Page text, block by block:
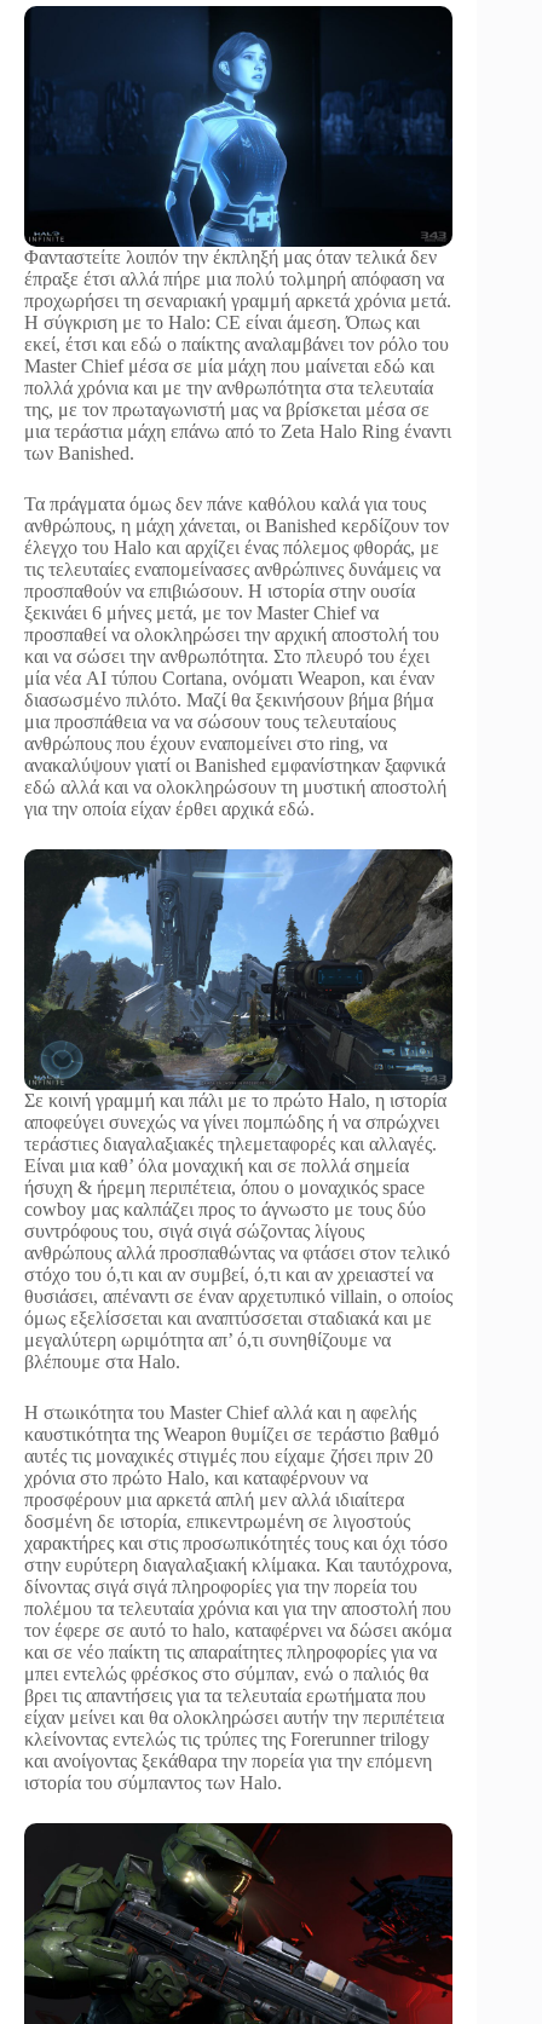
Φανταστείτε λοιπόν την έκπληξή μας όταν τελικά δεν
έπραξε έτσι αλλά πήρε μια πολύ τολμηρή απόφαση να
προχωρήσει τη σεναριακή γραμμή αρκετά χρόνια μετά.
Η σύγκριση με το Halo: CE είναι άμεση. Όπως και
εκεί, έτσι και εδώ ο παίκτης αναλαμβάνει τον ρόλο του
Master Chief μέσα σε μία μάχη που μαίνεται εδώ και
πολλά χρόνια και με την ανθρωπότητα στα τελευταία
της, με τον πρωταγωνιστή μας να βρίσκεται μέσα σε
μια τεράστια μάχη επάνω από το Zeta Halo Ring έναντι
των Banished.
Τα πράγματα όμως δεν πάνε καθόλου καλά για τους
ανθρώπους, η μάχη χάνεται, οι Banished κερδίζουν τον
έλεγχο του Halo και αρχίζει ένας πόλεμος φθοράς, με
τις τελευταίες εναπομείνασες ανθρώπινες δυνάμεις να
προσπαθούν να επιβιώσουν. Η ιστορία στην ουσία
ξεκινάει 6 μήνες μετά, με τον Master Chief να
προσπαθεί να ολοκληρώσει την αρχική αποστολή του
και να σώσει την ανθρωπότητα. Στο πλευρό του έχει
μία νέα AI τύπου Cortana, ονόματι Weapon, και έναν
διασωσμένο πιλότο. Μαζί θα ξεκινήσουν βήμα βήμα
μια προσπάθεια να να σώσουν τους τελευταίους
ανθρώπους που έχουν εναπομείνει στο ring, να
ανακαλύψουν γιατί οι Banished εμφανίστηκαν ξαφνικά
εδώ αλλά και να ολοκληρώσουν τη μυστική αποστολή
για την οποία είχαν έρθει αρχικά εδώ.
Σε κοινή γραμμή και πάλι με το πρώτο Halo, η ιστορία
αποφεύγει συνεχώς να γίνει πομπώδης ή να σπρώχνει
τεράστιες διαγαλαξιακές τηλεμεταφορές και αλλαγές.
Είναι μια καθ’ όλα μοναχική και σε πολλά σημεία
ήσυχη & ήρεμη περιπέτεια, όπου ο μοναχικός space
cowboy μας καλπάζει προς το άγνωστο με τους δύο
συντρόφους του, σιγά σιγά σώζοντας λίγους
ανθρώπους αλλά προσπαθώντας να φτάσει στον τελικό
στόχο του ό,τι και αν συμβεί, ό,τι και αν χρειαστεί να
θυσιάσει, απέναντι σε έναν αρχετυπικό villain, o οποίος
όμως εξελίσσεται και αναπτύσσεται σταδιακά και με
μεγαλύτερη ωριμότητα απ’ ό,τι συνηθίζουμε να
βλέπουμε στα Halo.
Η στωικότητα του Master Chief αλλά και η αφελής
καυστικότητα της Weapon θυμίζει σε τεράστιο βαθμό
αυτές τις μοναχικές στιγμές που είχαμε ζήσει πριν 20
χρόνια στο πρώτο Halo, και καταφέρνουν να
προσφέρουν μια αρκετά απλή μεν αλλά ιδιαίτερα
δοσμένη δε ιστορία, επικεντρωμένη σε λιγοστούς
χαρακτήρες και στις προσωπικότητές τους και όχι τόσο
στην ευρύτερη διαγαλαξιακή κλίμακα. Και ταυτόχρονα,
δίνοντας σιγά σιγά πληροφορίες για την πορεία του
πολέμου τα τελευταία χρόνια και για την αποστολή που
τον έφερε σε αυτό το halo, καταφέρνει να δώσει ακόμα
και σε νέο παίκτη τις απαραίτητες πληροφορίες για να
μπει εντελώς φρέσκος στο σύμπαν, ενώ ο παλιός θα
βρει τις απαντήσεις για τα τελευταία ερωτήματα που
είχαν μείνει και θα ολοκληρώσει αυτήν την περιπέτεια
κλείνοντας εντελώς τις τρύπες της Forerunner trilogy
και ανοίγοντας ξεκάθαρα την πορεία για την επόμενη
ιστορία του σύμπαντος των Halo.